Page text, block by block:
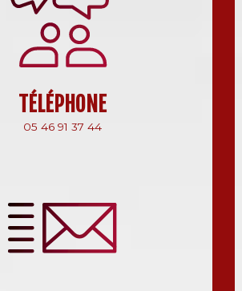
TÉLÉPHONE
05 46 91 37 44